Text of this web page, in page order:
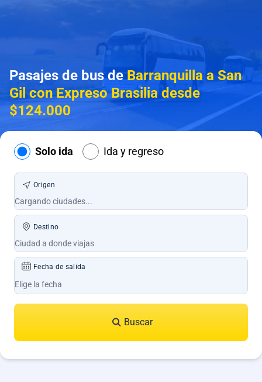
Pasajes de bus deBarranquilla a San
Gil con Expreso Brasilia desde
$124.000
Solo ida Ida y regreso
Origen
Destino
Fecha de salida
Buscar